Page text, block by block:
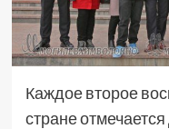
Каждое второе
стране